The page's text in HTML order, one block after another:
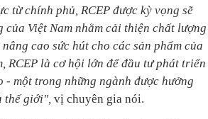
từ chính phủ, RCEP được kỳ vọng sẽ
Việt Nam nhằm cải thiện chất lượng
cao sức hút cho các sản phẩm của
RCEP là cơ hội lớn để đầu tư phát triển
một trong những ngành được hưởng
thế giới", vị chuyên gia nói.